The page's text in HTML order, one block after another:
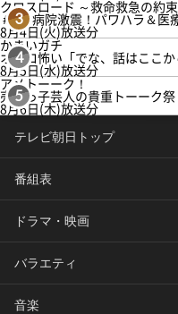
3
クロスロード ～救命救急の約
＃5 病院激震！パワハラ＆医
8月4日(火)放送分
4
かまいガチ
オモロ怖い「でな、話はここ
8月5日(水)放送分
5
アメトーーク！
売れっ子芸人の貴重トーーク
8月6日(木)放送分
テレビ朝日トップ
番組表
ドラマ・映画
バラエティ
音楽